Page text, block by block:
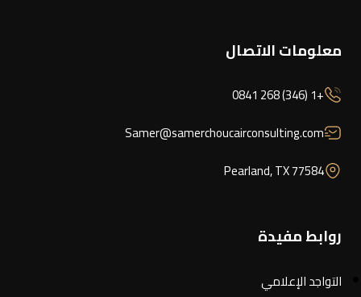
معلومات الاتصال
+1 (346) 268 0841
Samer@samerchoucairconsulting.com
Pearland, TX 77584
روابط مفيدة
التواجد الإعلامي